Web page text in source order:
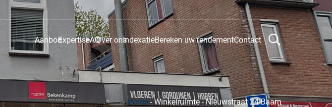
AanbodExpertiseFAQOver onsIndexatieBereken uw rendementContact
Home-Winkelruimte-Nieuwstraat 24 Baarn